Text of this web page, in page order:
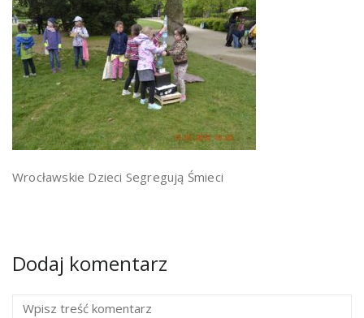
Wrocławskie Dzieci Segregują Śmieci
Dodaj komentarz